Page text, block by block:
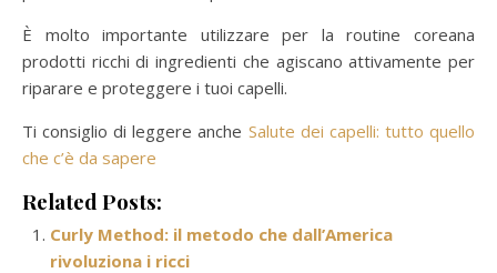
È molto importante utilizzare per la routine coreana
prodotti ricchi di ingredienti che agiscano attivamente per
riparare e proteggere i tuoi capelli.
Ti consiglio di leggere anche Salute dei capelli: tutto quello
che c’è da sapere
Related Posts:
Curly Method: il metodo che dall’America
rivoluziona i ricci